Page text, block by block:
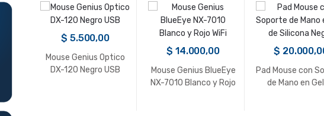
$ 5.500,00
Mouse Genius Optico
DX-120 Negro USB
$ 14.000,00
Mouse Genius BlueEye
NX-7010 Blanco y Rojo
$
Pad Mouse con
de Mano en